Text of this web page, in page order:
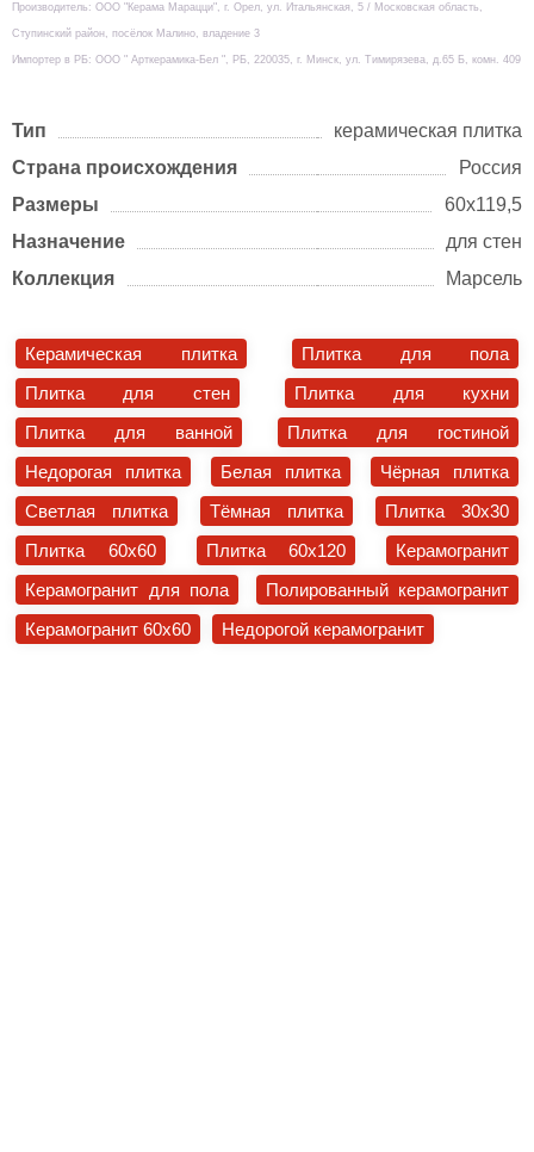
Производитель: ООО "Керама Марацци", г. Орел, ул. Итальянская, 5 / Московская область,
Ступинский район, посёлок Малино, владение 3
Импортер в РБ: ООО " Арткерамика-Бел ", РБ, 220035, г. Минск, ул. Тимирязева, д.65 Б, комн. 409
Тип
керамическая плитка
Страна происхождения
Россия
Размеры
60х119,5
Назначение
для стен
Коллекция
Марсель
Керамическая плитка
Плитка для пола
Плитка для стен
Плитка для кухни
Плитка для ванной
Плитка для гостиной
Недорогая плитка
Белая плитка
Чёрная плитка
Светлая плитка
Тёмная плитка
Плитка 30x30
Плитка 60x60
Плитка 60x120
Керамогранит
Керамогранит для пола
Полированный керамогранит
Керамогранит 60x60
Недорогой керамогранит